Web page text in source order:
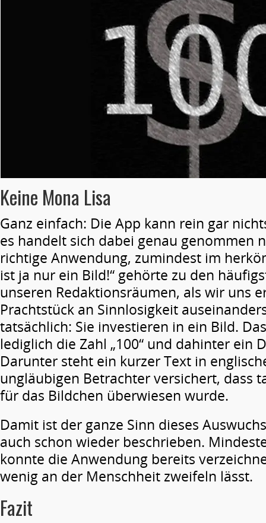
Keine Mona Lisa
Ganz einfach: Die App kann rein gar
es handelt sich dabei genau genommen
richtige Anwendung, zumindest im
ist ja nur ein Bild!“ gehörte zu den
unseren Redaktionsräumen, als wir uns
Prachtstück an Sinnlosigkeit
tatsächlich: Sie investieren in ein Bild.
lediglich die Zahl „100“ und dahinter ein
Darunter steht ein kurzer Text in
ungläubigen Betrachter versichert, dass
für das Bildchen überwiesen wurde.
Damit ist der ganze Sinn dieses
auch schon wieder beschrieben.
konnte die Anwendung bereits
wenig an der Menschheit zweifeln lässt.
Fazit